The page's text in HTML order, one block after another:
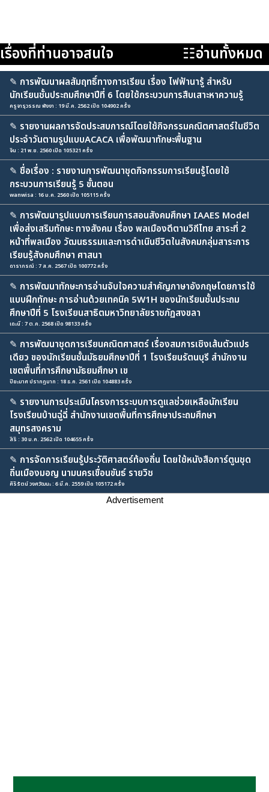
เรื่องที่ท่านอาจสนใจ ☷อ่านทั้งหมด
✎ การพัฒนาผลสัมฤทธิ์ทางการเรียน เรื่อง ไฟฟ้านารู้ สำหรับ
นักเรียนชั้นประถมศึกษาปีที่ 6 โดยใช้กระบวนการสืบเสาะหาความรู้
ครูจารุวรรณ พังงา : 19 มี.ค. 2562 เปิด 104902 ครั้ง
✎ รายงานผลการจัดประสบการณ์โดยใช้กิจกรรมคณิตศาสตร์ในชีวิต
ประจำวันตามรูปแบบACACA เพื่อพัฒนาทักษะพื้นฐาน
จิน : 21 พ.ย. 2560 เปิด 105321 ครั้ง
✎ ชื่อเรื่อง : รายงานการพัฒนาชุดกิจกรรมการเรียนรู้โดยใช้
กระบวนการเรียนรู้ 5 ขั้นตอน
wanwisa : 16 ม.ค. 2560 เปิด 105115 ครั้ง
✎ การพัฒนารูปแบบการเรียนการสอนสังคมศึกษา IAAES Model
เพื่อส่งเสริมทักษะ ทางสังคม เรื่อง พลเมืองดีตามวิถีไทย สาระที่ 2
หน้าที่พลเมือง วัฒนธรรมและการดำเนินชีวิตในสังคมกลุ่มสาระการ
เรียนรู้สังคมศึกษา ศาสนา
ดาราภรณ์ : 7 ส.ค. 2567 เปิด 100772 ครั้ง
✎ การพัฒนาทักษะการอ่านจับใจความสำคัญภาษาอังกฤษโดยการใช้
แบบฝึกทักษะ การอ่านด้วยเทคนิค 5W1H ของนักเรียนชั้นประถม
ศึกษาปีที่ 5 โรงเรียนสาธิตมหาวิทยาลัยราชภัฏสงขลา
เดะนี : 7 ต.ค. 2568 เปิด 98133 ครั้ง
✎ การพัฒนาชุดการเรียนคณิตศาสตร์ เรื่องสมการเชิงเส้นตัวแปร
เดียว ของนักเรียนชั้นมัธยมศึกษาปีที่ 1 โรงเรียนรัตนบุรี สำนักงาน
เขตพื้นที่การศึกษามัธยมศึกษา เข
ปิยะมาศ ปรากฏมาก : 18 ธ.ค. 2561 เปิด 104883 ครั้ง
✎ รายงานการประเมินโครงการระบบการดูแลช่วยเหลือนักเรียน
โรงเรียนบ้านฉู่ฉี่ สำนักงานเขตพื้นที่การศึกษาประถมศึกษา
สมุทรสงคราม
สิริ : 30 ม.ค. 2562 เปิด 104655 ครั้ง
✎ การจัดการเรียนรู้ประวัติศาสตร์ท้องถิ่น โดยใช้หนังสือการ์ตูนชุด
ถิ่นเมืองมอญ นามนครเขื่อนขันธ์ รายวิช
ศิริรัตน์ วงศวัฒนะ : 6 มี.ค. 2559 เปิด 105172 ครั้ง
Advertisement